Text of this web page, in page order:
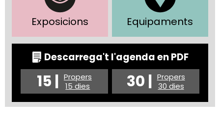
Exposicions Equipaments
Descarrega't l'agenda en PDF
15 | Propers
15 dies
30 | Propers
30 dies